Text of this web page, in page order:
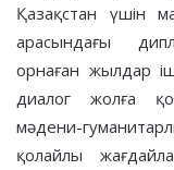
Қазақстан үшін
арасындағы
орнаған жылдар
диалог жолға
мәдени-
қолайлы